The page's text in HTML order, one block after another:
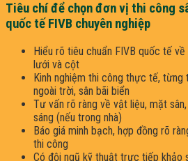
Tiêu chí để chọn đơn vị thi công
quốc tế FIVB chuyên nghiệp
Hiểu rõ tiêu chuẩn FIVB quốc tế
lưới và cột
Kinh nghiệm thi công thực tế, từng
ngoài trời, sân bãi biển
Tư vấn rõ ràng về vật liệu, mặt
sáng (nếu trong nhà)
Báo giá minh bạch, hợp đồng rõ
thi công
Có đội ngũ kỹ thuật trực tiếp khảo